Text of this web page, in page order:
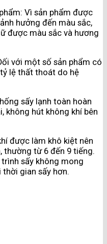
Vì sản phẩm được
hưởng đến màu sắc,
được màu sắc và hương
với một số sản phẩm có
lệ thất thoát do hệ
sấy lạnh toàn hoàn
không hút không khí bên
được làm khô kiệt nên
thường từ 6 đến 9 tiếng.
sấy không mong
gian sấy hơn.